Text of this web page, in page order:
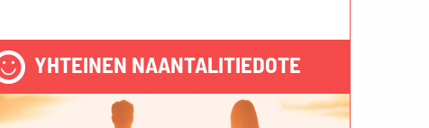
YHTEINEN NAANTALITIEDOTE